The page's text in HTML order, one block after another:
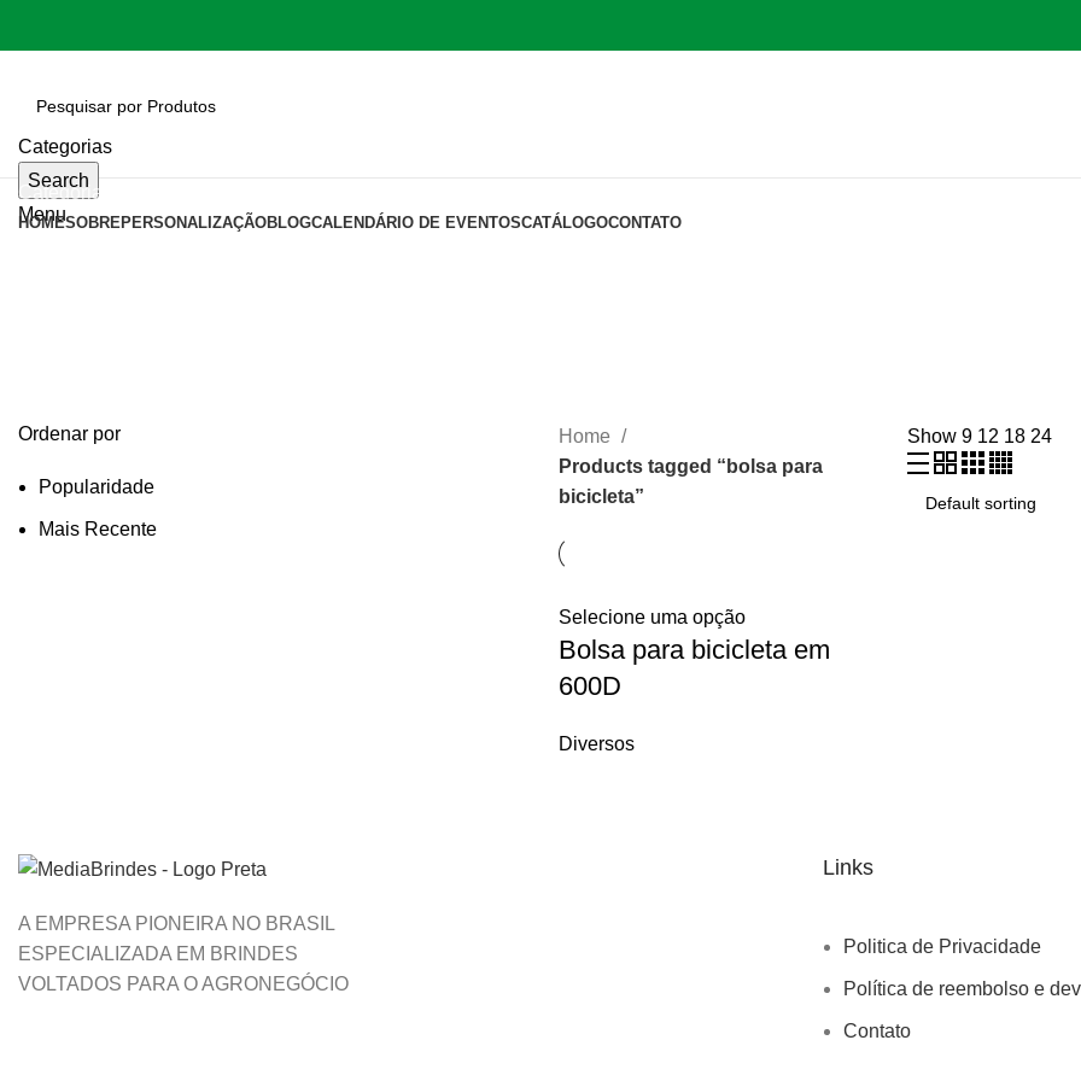
Categorias
Search
Menu
Categorias
HOMESOBREPERSONALIZAÇÃOBLOGCALENDÁRIO DE EVENTOSCATÁLOGOCONTATO
Ordenar por
Popularidade
Mais Recente
Home
Products tagged “bolsa para
bicicleta”
Show 9 12 18 24
Selecione uma opção
Bolsa para bicicleta em
600D
Diversos
A EMPRESA PIONEIRA NO BRASIL
ESPECIALIZADA EM BRINDES
VOLTADOS PARA O AGRONEGÓCIO
Links
Politica de Privacidade
Política de reembolso e
Contato